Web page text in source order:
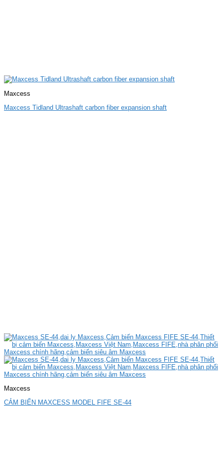
Maxcess
Maxcess Tidland Ultrashaft carbon fiber expansion shaft
Maxcess
CẢM BIẾN MAXCESS MODEL FIFE SE-44